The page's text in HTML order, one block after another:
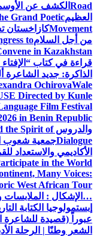
Road الكشف عن
العظيمGrand Poetic
Movementكازاخستان
من أجل السلامto
in Kazakhstan
قراءة في كتاب “الإفتاء
الذاكرة: جديد الشاعرة
OchirovaWale
Directed by Kunle
Film Festival
in Benin Republic.
والدروسthe Spirit of
Dialogueجمعية شعوب
الأكاديمي والاستعداد
in the World
Many Voices:
West African Tour
…الإشكال : الملابسات
إبستمولوجيا الكتابة
عبوراً (قصيدة للشاعرة
الشعر وطنًا | الرحلة